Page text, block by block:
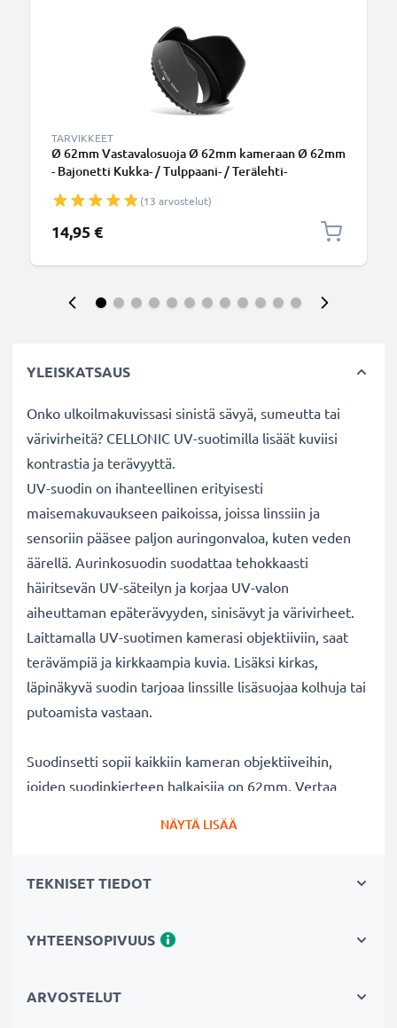
TARVIKKEET
Ø 62mm Vastavalosuoja Ø 62mm kameraan Ø 62mm
- Bajonetti Kukka- / Tulppaani- / Terälehti-
(13 arvostelut)
14,95 €
YLEISKATSAUS
Onko ulkoilmakuvissasi sinistä sävyä, sumeutta tai
värivirheitä? CELLONIC UV-suotimilla lisäät kuviisi
kontrastia ja terävyyttä.
UV-suodin on ihanteellinen erityisesti
maisemakuvaukseen paikoissa, joissa linssiin ja
sensoriin pääsee paljon auringonvaloa, kuten veden
äärellä. Aurinkosuodin suodattaa tehokkaasti
häiritsevän UV-säteilyn ja korjaa UV-valon
aiheuttaman epäterävyyden, sinisävyt ja värivirheet.
Laittamalla UV-suotimen kamerasi objektiiviin, saat
terävämpiä ja kirkkaampia kuvia. Lisäksi kirkas,
läpinäkyvä suodin tarjoaa linssille lisäsuojaa kolhuja tai
putoamista vastaan.
Suodinsetti sopii kaikkiin kameran objektiiveihin,
joiden suodinkierteen halkaisija on 62mm. Vertaa
Parempi kuvanlaatu väreistä tai
✔ Terävämpiä ja kirkkaampia kuvia: korjaa UV-valon
NÄYTÄ LISÄÄ
TEKNISET TIEDOT
YHTEENSOPIVUUS
ARVOSTELUT